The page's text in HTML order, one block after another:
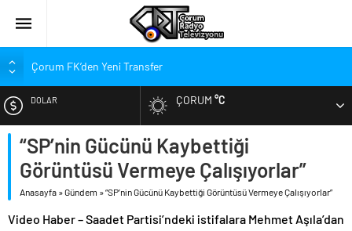
Çorum FK’den Yeni Transfer
Çorum’da Ailelere Ücretsiz Danışmanlık Desteği
Hastanede Nurcan Baykam’a Veda
Arca Çorum FK’nin Kasımpaşa ve Beşiktaş Maçı Tarihleri Belli
Oldu
Arca Çorum FK’nin Hazırlık Maçı Karnesi
Kupa Takvimi Belli Oldu: Arca Çorum FK Kupaya Ne Zaman Dahil
Olacak?
DOLAR
EURO
ALTIN
BIST
ÇORUM°C
“SP’nin Gücünü Kaybettiği
Görüntüsü Vermeye Çalışıyorlar”
Anasayfa »Gündem »“SP’nin Gücünü Kaybettiği Görüntüsü Vermeye Çalışıyorlar”
Video Haber – Saadet Partisi’ndeki istifalara Mehmet Aşıla’dan